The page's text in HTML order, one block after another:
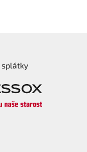
splátky